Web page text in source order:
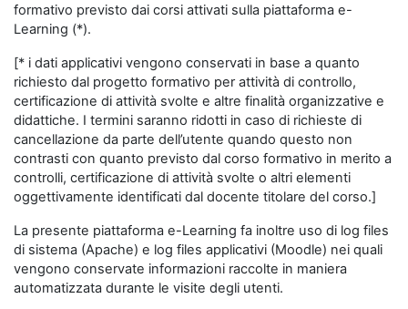
formativo previsto dai corsi attivati sulla piattaforma e-
Learning (*).
[* i dati applicativi vengono conservati in base a quanto
richiesto dal progetto formativo per attività di controllo,
certificazione di attività svolte e altre finalità organizzative e
didattiche. I termini saranno ridotti in caso di richieste di
cancellazione da parte dell’utente quando questo non
contrasti con quanto previsto dal corso formativo in merito a
controlli, certificazione di attività svolte o altri elementi
oggettivamente identificati dal docente titolare del corso.]
La presente piattaforma e-Learning fa inoltre uso di log files
di sistema (Apache) e log files applicativi (Moodle) nei quali
vengono conservate informazioni raccolte in maniera
automatizzata durante le visite degli utenti.